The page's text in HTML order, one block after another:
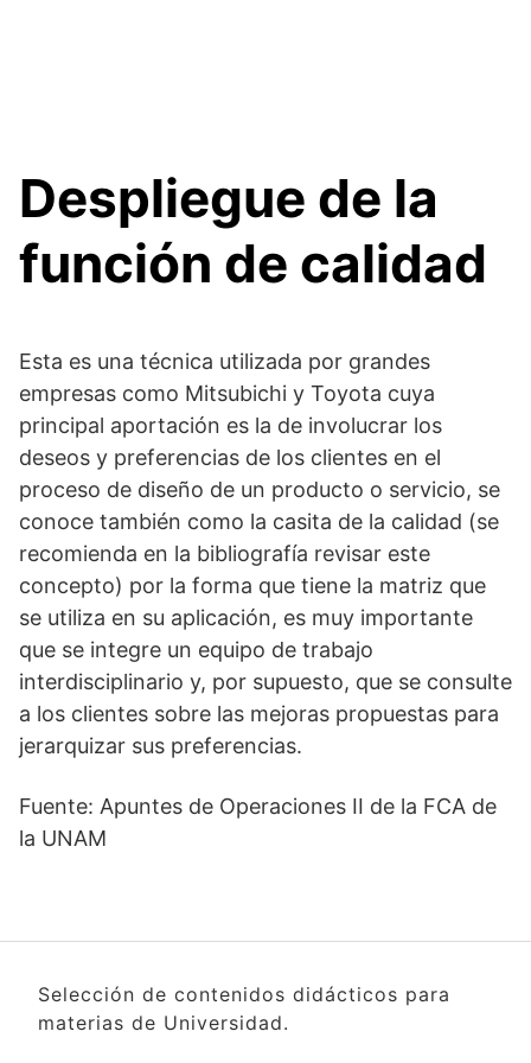
Despliegue de la
función de calidad
Esta es una técnica utilizada por grandes
empresas como Mitsubichi y Toyota cuya
principal aportación es la de involucrar los
deseos y preferencias de los clientes en el
proceso de diseño de un producto o servicio, se
conoce también como la casita de la calidad (se
recomienda en la bibliografía revisar este
concepto) por la forma que tiene la matriz que
se utiliza en su aplicación, es muy importante
que se integre un equipo de trabajo
interdisciplinario y, por supuesto, que se consulte
a los clientes sobre las mejoras propuestas para
jerarquizar sus preferencias.
Fuente: Apuntes de Operaciones II de la FCA de
la UNAM
Selección de contenidos didácticos para
materias de Universidad.